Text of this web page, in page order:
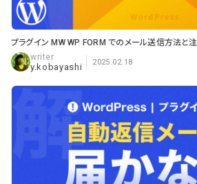
プラグイン MW WP FORM でのメール送信方法と
y.kobayashi 2025.02.18